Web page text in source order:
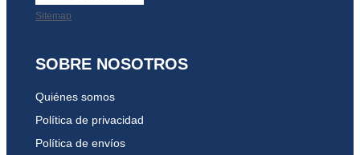
Sitemap
SOBRE NOSOTROS
Quiénes somos
Política de privacidad
Política de envíos